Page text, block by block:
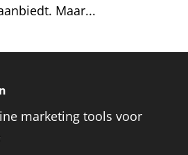
Maar...
marketing tools voor